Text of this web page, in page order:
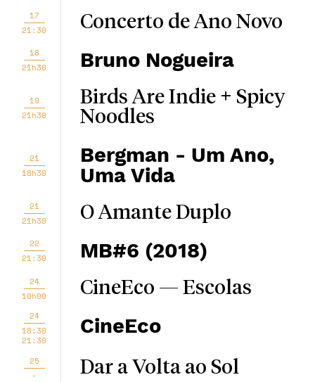
17
21:30
Concerto de Ano Novo
18
21h30
Bruno Nogueira
19
21h30
Birds Are Indie + Spicy
Noodles
21
18h30
Bergman - Um Ano,
Uma Vida
21
21h30
O Amante Duplo
22
21:30
MB#6 (2018)
24
10h00
CineEco — Escolas
24
18:30
21:30
CineEco
25
-
Dar a Volta ao Sol